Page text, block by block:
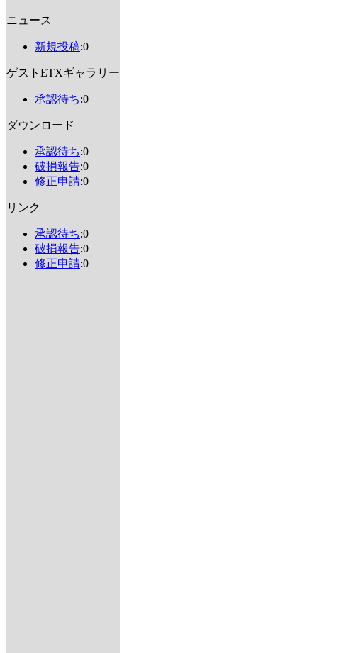
ニュース
新規投稿:0
ゲストETXギャラリー
承認待ち:0
ダウンロード
承認待ち:0
破損報告:0
修正申請:0
リンク
承認待ち:0
破損報告:0
修正申請:0